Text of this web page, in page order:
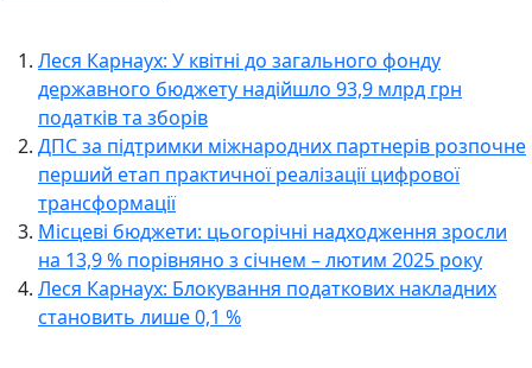
Леся Карнаух: У квітні до загального фонду
державного бюджету надійшло 93,9 млрд грн
податків та зборів
ДПС за підтримки міжнародних партнерів розпочне
перший етап практичної реалізації цифрової
трансформації
Місцеві бюджети: цьогорічні надходження зросли
на 13,9 % порівняно з січнем – лютим 2025 року
Леся Карнаух: Блокування податкових накладних
становить лише 0,1 %